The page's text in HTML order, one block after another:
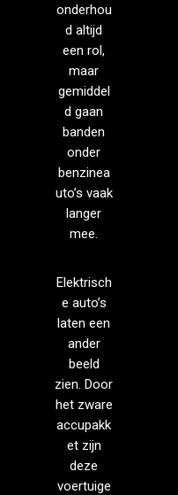
onderhou
d altijd
een rol,
maar
gemiddel
d gaan
banden
onder
benzinea
uto’s vaak
langer
mee.
Elektrisch
e auto’s
laten een
ander
beeld
zien. Door
het zware
accupakk
et zijn
deze
voertuige